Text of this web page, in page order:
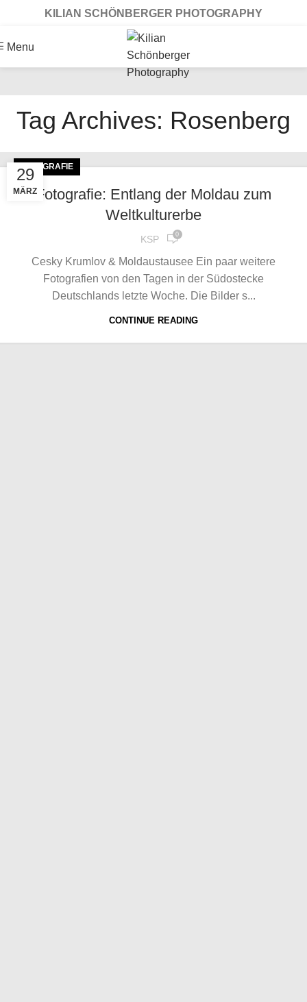
KILIAN SCHÖNBERGER PHOTOGRAPHY
Menu
Tag Archives: Rosenberg
29
MÄRZ
FOTOGRAFIE
Fotografie: Entlang der Moldau zum
Weltkulturerbe
KSP 0
Cesky Krumlov & Moldaustausee Ein paar weitere
Fotografien von den Tagen in der Südostecke
Deutschlands letzte Woche. Die Bilder s...
CONTINUE READING